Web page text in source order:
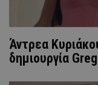
Άντρεα
δημιουργία